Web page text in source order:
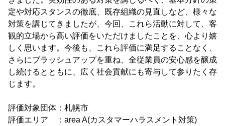
定や対応スタンスの徹底、既存組織の見直しなど、様々な
対策を講じてきましたが、今回、これら活動に対して、客
観的立場から高い評価をいただけましたことを、心より嬉
しく思います。今後も、これら評価に満足することなく、
さらにブラッシュアップを重ね、全従業員の安心感を醸成
し続けるとともに、広く社会貢献にも寄与して参りたく存
じます。
評価対象団体：札幌市
評価エリア ：area A(カスタマーハラスメント対策)